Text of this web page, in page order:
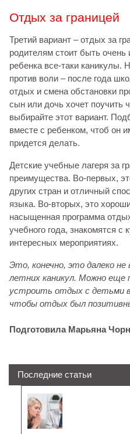
Отдых за границей
Третий вариант – отдых за
родителям стоит быть
ребенка все-таки каникулы.
против воли – после года
отдых и смена обстановки
сын или дочь хочет поучить
выбирайте этот вариант.
вместе с ребенком, чтоб он
придется делать.
Детские учебные лагеря за
преимущества. Во-первых,
других стран и отличный
языка. Во-вторых, это
насыщенная программа
учебного года, знакомятся с
интересных мероприятиях.
Это, конечно, это далеко
летних каникул. Можно еще
устроить отдых с детьми в
чтобы отдых был
Подготовила Марьяна
Последние статьи